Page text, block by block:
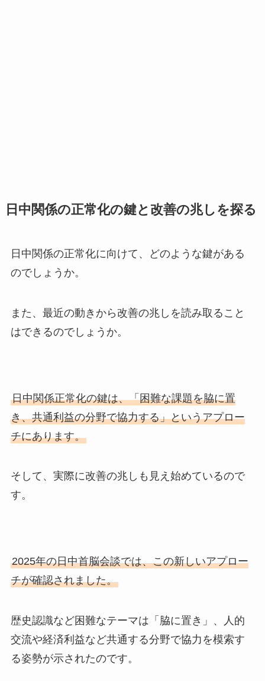
日中関係の正常化の鍵と改善の兆しを探る
日中関係の正常化に向けて、どのような鍵がある
のでしょうか。
また、最近の動きから改善の兆しを読み取ること
はできるのでしょうか。
日中関係正常化の鍵は、「困難な課題を脇に置
き、共通利益の分野で協力する」というアプロー
チにあります。
そして、実際に改善の兆しも見え始めているので
す。
2025年の日中首脳会談では、この新しいアプロー
チが確認されました。
歴史認識など困難なテーマは「脇に置き」、人的
交流や経済利益など共通する分野で協力を模索す
る姿勢が示されたのです。